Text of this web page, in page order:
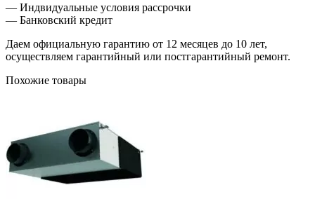
— Индвидуальные условия рассрочки
— Банковский кредит
Даем официальную гарантию от 12 месяцев до 10 лет,
осуществляем гарантийный или постгарантийный ремонт.
Похожие товары